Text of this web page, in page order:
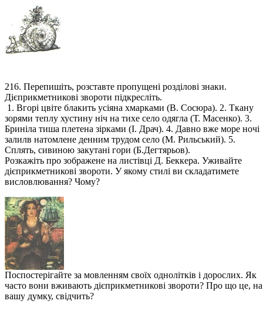
216. Перепишіть, розставте пропущені розділові знаки.
Дієприкметникові звороти підкресліть.
1. Вгорі цвіте блакить усіяна хмарками (В. Сосюра). 2. Ткану
зорями теплу хустину ніч на тихе село одягла (Т. Масенко). 3.
Бриніла тиша плетена зірками (І. Драч). 4. Давно вже море ночі
залилв натомлене денним трудом село (М. Рильський). 5.
Сплять, сивиною закутані гори (Б.Дегтярьов).
Розкажіть про зображене на листівці Д. Беккера. Уживайте
дієприкметникові звороти. У якому стилі ви складатимете
висловлювання? Чому?
Поспостерігайте за мовленням своїх однолітків і дорослих. Як
часто вони вживають дієприкметникові звороти? Про що це, на
вашу думку, свідчить?